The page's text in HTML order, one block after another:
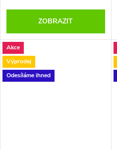
ZOBRAZIT
Akce
Výprodej
Odesíláme ihned